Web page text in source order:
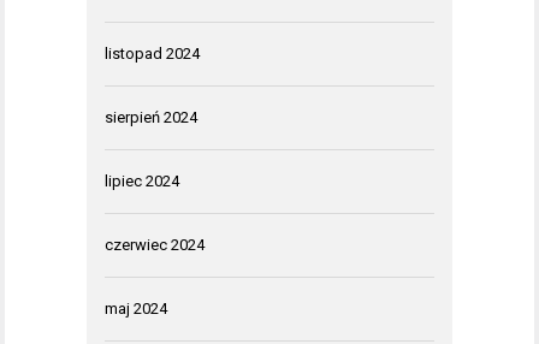
listopad 2024
sierpień 2024
lipiec 2024
czerwiec 2024
maj 2024